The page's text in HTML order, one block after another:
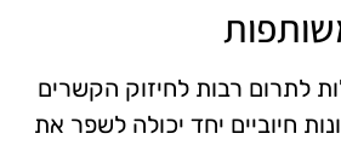
לתרום רבות לחיזוק הקשרים
חיוביים יחד יכולה לשפר את